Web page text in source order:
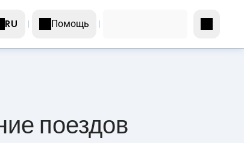
RU Помощь
поездов